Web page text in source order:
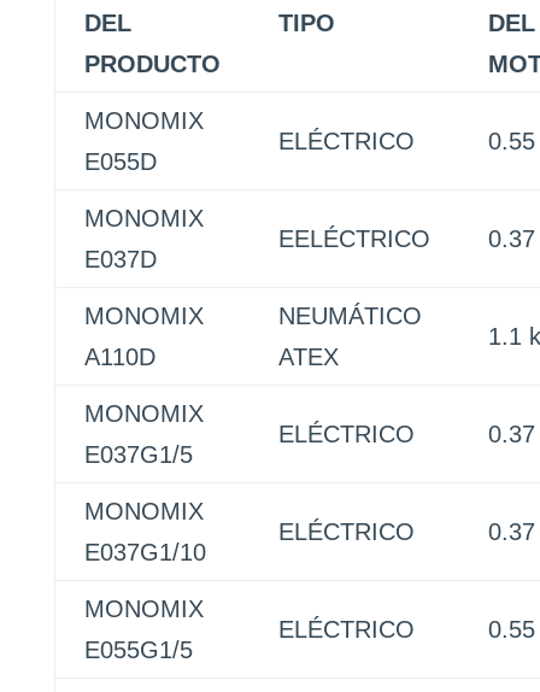
DEL
PRODUCTO
TIPO
DEL
MONOMIX
E055D
ELÉCTRICO
MONOMIX
E037D
EELÉCTRICO
MONOMIX
A110D
NEUMÁTICO
ATEX
1.1
MONOMIX
E037G1/5
ELÉCTRICO
MONOMIX
E037G1/10
ELÉCTRICO
MONOMIX
E055G1/5
ELÉCTRICO